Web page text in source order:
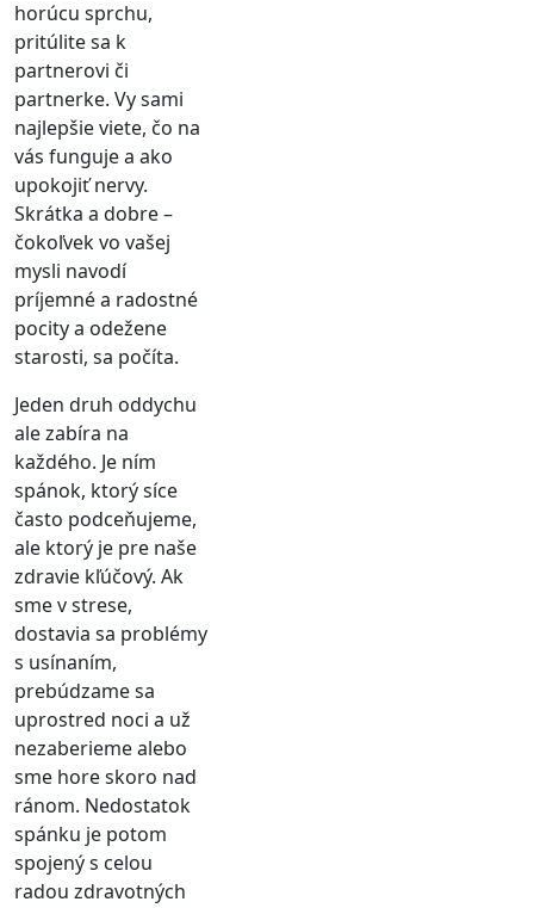
horúcu sprchu,
pritúlite sa k
partnerovi či
partnerke. Vy sami
najlepšie viete, čo na
vás funguje a ako
upokojiť nervy.
Skrátka a dobre –
čokoľvek vo vašej
mysli navodí
príjemné a radostné
pocity a odežene
starosti, sa počíta.
Jeden druh oddychu
ale zabíra na
každého. Je ním
spánok, ktorý síce
často podceňujeme,
ale ktorý je pre naše
zdravie kľúčový. Ak
sme v strese,
dostavia sa problémy
s usínaním,
prebúdzame sa
uprostred noci a už
nezaberieme alebo
sme hore skoro nad
ránom. Nedostatok
spánku je potom
spojený s celou
radou zdravotných